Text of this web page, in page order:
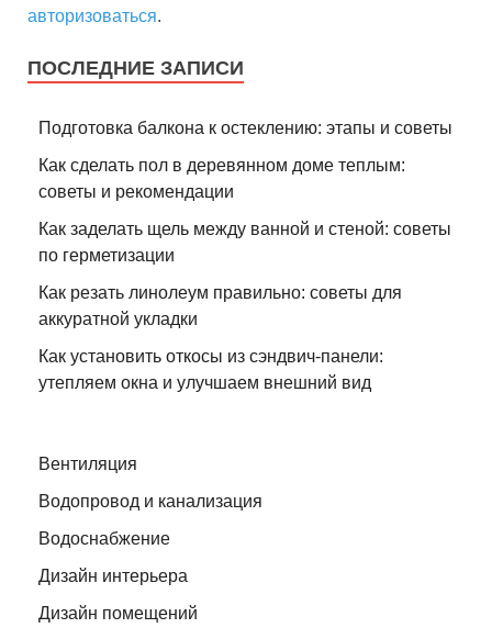
авторизоваться.
ПОСЛЕДНИЕ ЗАПИСИ
Подготовка балкона к остеклению: этапы и советы
Как сделать пол в деревянном доме теплым:
советы и рекомендации
Как заделать щель между ванной и стеной: советы
по герметизации
Как резать линолеум правильно: советы для
аккуратной укладки
Как установить откосы из сэндвич-панели:
утепляем окна и улучшаем внешний вид
Вентиляция
Водопровод и канализация
Водоснабжение
Дизайн интерьера
Дизайн помещений